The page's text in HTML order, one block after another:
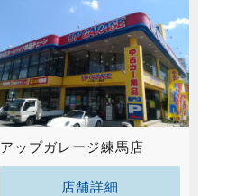
アップガレージ練馬店
店舗詳細